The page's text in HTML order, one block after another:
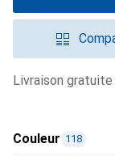
livraison gratuite
Couleur 118